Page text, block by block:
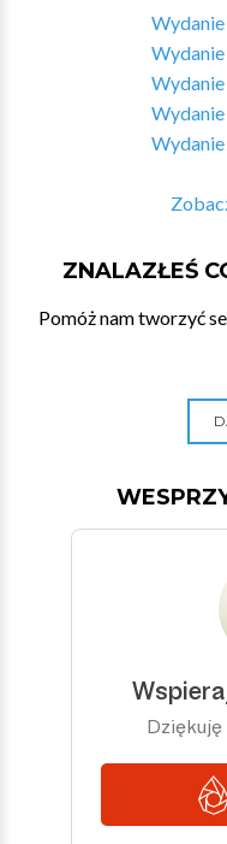
ZNALAZŁEŚ
Pomóż nam tworzyć